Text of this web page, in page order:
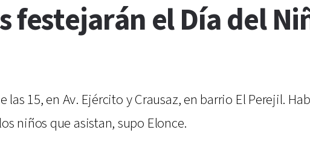
festejarán el Día del
las 15, en Av. Ejército y Crausaz, en barrio El Perejil.
niños que asistan, supo Elonce.